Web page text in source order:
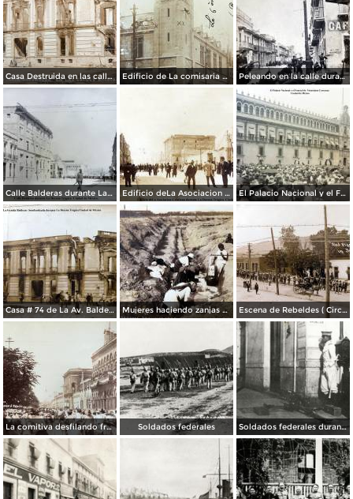
Casa Destruida en las calles de Balderas y Victoria Durante la Decena Trágica (1913) Edificio de La comisaria bombardeado durante La Decena Tragica Ciudad de México Feb-1913. Peleando en la calle durante la captura de Veracruz ( Fechada el 21 y 22 de Abril de 1914 ).
Calle Balderas durante La Decena Trágica Ciudad de México. Edificio deLa Asociacion Cristiana durante La Decena Trágica Ciudad de México. El Palacio Nacional y el Funeral de Venustiano Carranza Ciudad de México.
Casa # 74 de La Av. Balderas bombardeada durante La Decena Trágica Ciudad de México ( Circulada el 20 de Mayo de 1914 ). Mujeres haciendo zanjas de defensa ( Circulada en 1915 ). Escena de Rebeldes ( Circulada el 8 de Diciembre de 1913 ).
La comitiva desfilando frente a palacio Culiacán, Sinaloa. Soldados federales Soldados federales durante la Decena Trágica (1913)